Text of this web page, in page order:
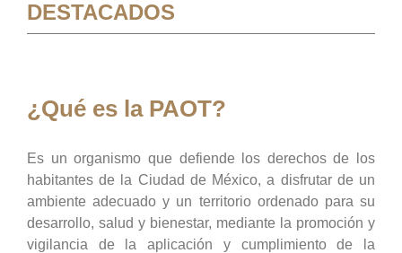
DESTACADOS
¿Qué es la PAOT?
Es un organismo que defiende los derechos de los
habitantes de la Ciudad de México, a disfrutar de un
ambiente adecuado y un territorio ordenado para su
desarrollo, salud y bienestar, mediante la promoción y
vigilancia de la aplicación y cumplimiento de la